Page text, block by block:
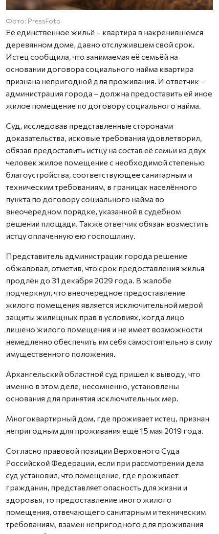
Фото: PressFoto
Её единственное жильё – квартира в накренившемся
деревянном доме, давно отслужившем свой срок.
Истец сообщила, что занимаемая её семьёй на
основании договора социального найма квартира
признана непригодной для проживания. И ответчик –
администрация города – должна предоставить ей иное
жилое помещение по договору социального найма.
Суд, исследовав представленные сторонами
доказательства, исковые требования удовлетворил,
обязав предоставить истцу на состав её семьи из двух
человек жилое помещение с необходимой степенью
благоустройства, соответствующее санитарным и
техническим требованиям, в границах населённого
пункта по договору социального найма во
внеочередном порядке, указанной в судебном
решении площади. Также ответчик обязан возместить
истцу оплаченную ею госпошлину.
Представитель администрации города решение
обжаловал, отметив, что срок предоставления жилья
продлён до 31 декабря 2029 года. В жалобе
подчеркнул, что внеочередное предоставление
жилого помещения является исключительной мерой
защиты жилищных прав в условиях, когда лицо
лишено жилого помещения и не имеет возможности
немедленно обеспечить им себя самостоятельно в силу
имущественного положения.
Архангельский областной суд пришёл к выводу, что
именно в этом деле, несомненно, установлены
основания для принятия исключительных мер.
Многоквартирный дом, где проживает истец, признан
непригодным для проживания ещё 15 мая 2019 года.
Согласно правовой позиции Верховного Суда
Российской Федерации, если при рассмотрении дела
суд установил, что помещение, где проживает
гражданин, представляет опасность для жизни и
здоровья, то предоставление иного жилого
помещения, отвечающего санитарным и техническим
требованиям, взамен непригодного для проживания